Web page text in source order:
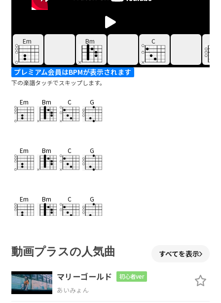
Em Bm C
プレミアム会員はBPMが表示されます
下の楽譜タッチでスキップします。
Em Bm C G
Em Bm C G
Em Bm C G
Em Bm C G
Em Bm
動画プラスの人気曲 すべてを表示
マリーゴールド 初心者ver
あいみょん